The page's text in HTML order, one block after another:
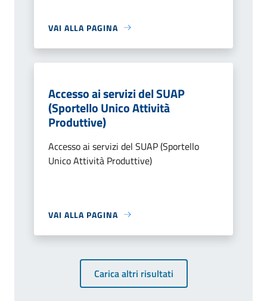
VAI ALLA PAGINA
Accesso ai servizi del SUAP
(Sportello Unico Attività
Produttive)
Accesso ai servizi del SUAP (Sportello
Unico Attività Produttive)
VAI ALLA PAGINA
Carica altri risultati